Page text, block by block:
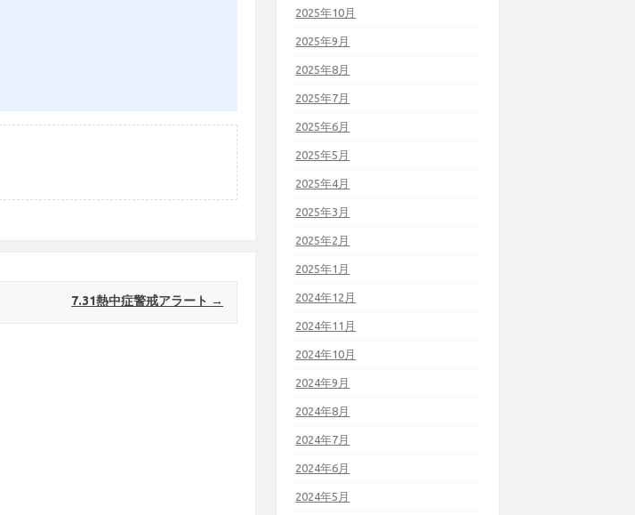
7.31熱中症警戒アラート →
2025年10月
2025年9月
2025年8月
2025年7月
2025年6月
2025年5月
2025年4月
2025年3月
2025年2月
2025年1月
2024年12月
2024年11月
2024年10月
2024年9月
2024年8月
2024年7月
2024年6月
2024年5月